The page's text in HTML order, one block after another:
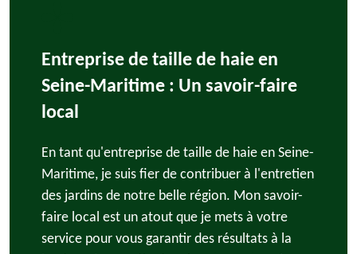
Entreprise de taille de haie en
Seine-Maritime : Un savoir-faire
local
En tant qu'entreprise de taille de haie en Seine-
Maritime, je suis fier de contribuer à l'entretien
des jardins de notre belle région. Mon savoir-
faire local est un atout que je mets à votre
service pour vous garantir des résultats à la